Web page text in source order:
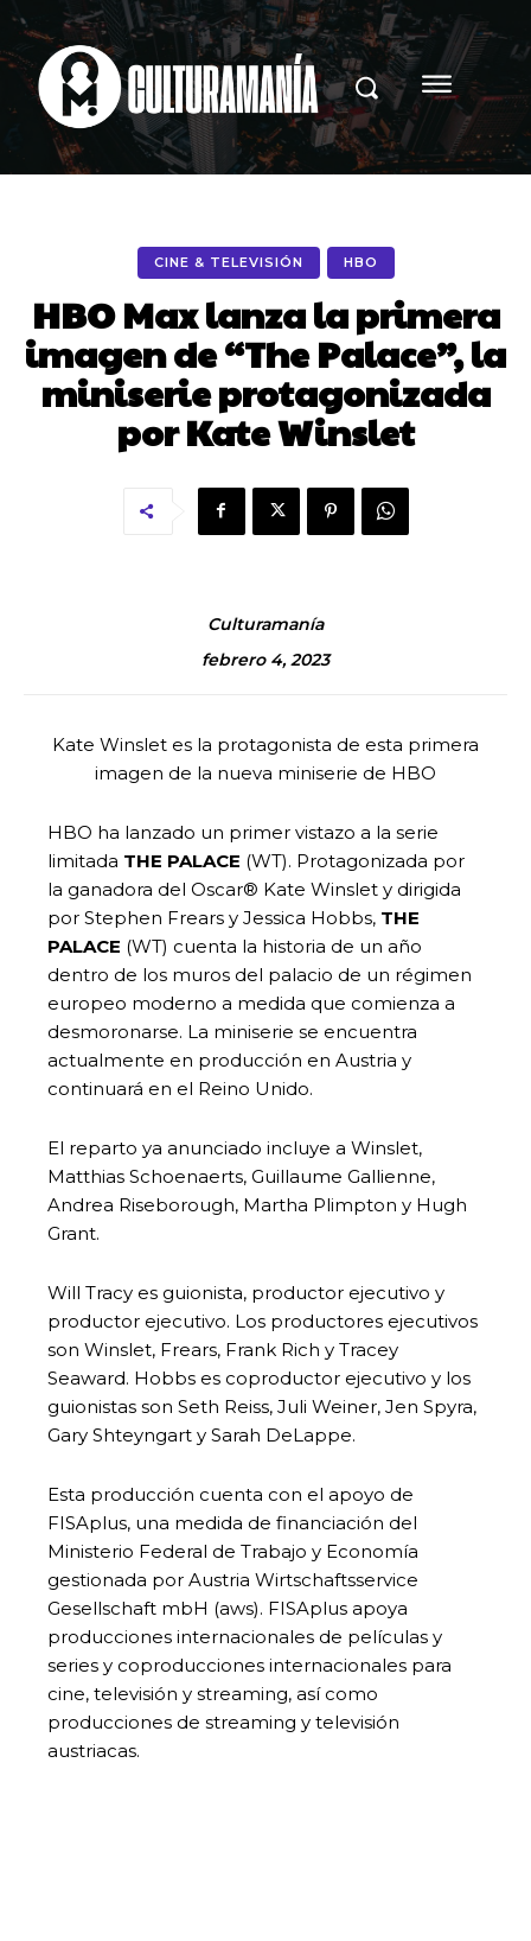
CINE & TELEVISIÓN HBO
HBO Max lanza la primera
imagen de “The Palace”, la
miniserie protagonizada
por Kate Winslet
Culturamanía
febrero 4, 2023
Kate Winslet es la protagonista de esta primera
imagen de la nueva miniserie de HBO
HBO ha lanzado un primer vistazo a la serie
limitada THE PALACE (WT). Protagonizada por
la ganadora del Oscar® Kate Winslet y dirigida
por Stephen Frears y Jessica Hobbs, THE
PALACE (WT) cuenta la historia de un año
dentro de los muros del palacio de un régimen
europeo moderno a medida que comienza a
desmoronarse. La miniserie se encuentra
actualmente en producción en Austria y
continuará en el Reino Unido.
El reparto ya anunciado incluye a Winslet,
Matthias Schoenaerts, Guillaume Gallienne,
Andrea Riseborough, Martha Plimpton y Hugh
Grant.
Will Tracy es guionista, productor ejecutivo y
productor ejecutivo. Los productores ejecutivos
son Winslet, Frears, Frank Rich y Tracey
Seaward. Hobbs es coproductor ejecutivo y los
guionistas son Seth Reiss, Juli Weiner, Jen Spyra,
Gary Shteyngart y Sarah DeLappe.
Esta producción cuenta con el apoyo de
FISAplus, una medida de financiación del
Ministerio Federal de Trabajo y Economía
gestionada por Austria Wirtschaftsservice
Gesellschaft mbH (aws). FISAplus apoya
producciones internacionales de películas y
series y coproducciones internacionales para
cine, televisión y streaming, así como
producciones de streaming y televisión
austriacas.